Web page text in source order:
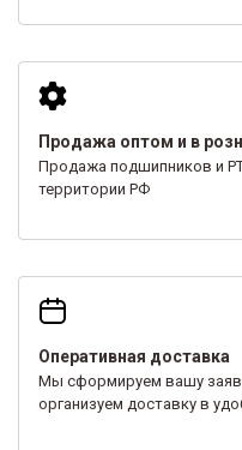
Продажа оптом и в
Продажа подшипников и
территории РФ
Оперативная доставка
Мы сформируем вашу
организуем доставку в